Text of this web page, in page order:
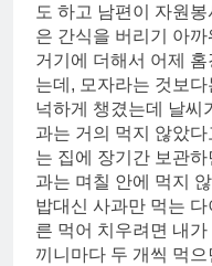
도 하고 남편이 자원
은 간식을 버리기 아
거기에 더해서 어제
는데, 모자라는 것보
넉하게 챙겼는데 날씨
과는 거의 먹지 않았
는 집에 장기간 보관
과는 며칠 안에 먹지
밥대신 사과만 먹는
른 먹어 치우려면 내
끼니마다 두 개씩 먹